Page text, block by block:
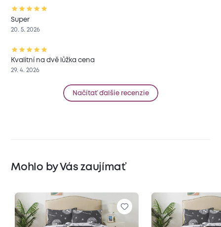
Super
20. 5. 2026
Kvalitní na dvě lůžka cena
29. 4. 2026
Načítať ďalšie recenzie
Mohlo by Vás zaujímať